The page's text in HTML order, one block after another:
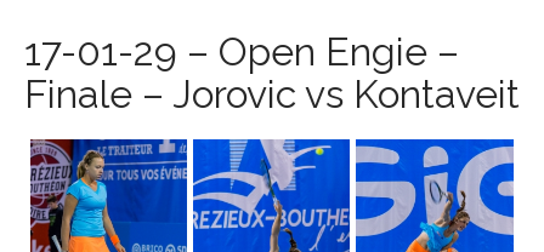
17-01-29 – Open Engie –
Finale – Jorovic vs Kontaveit